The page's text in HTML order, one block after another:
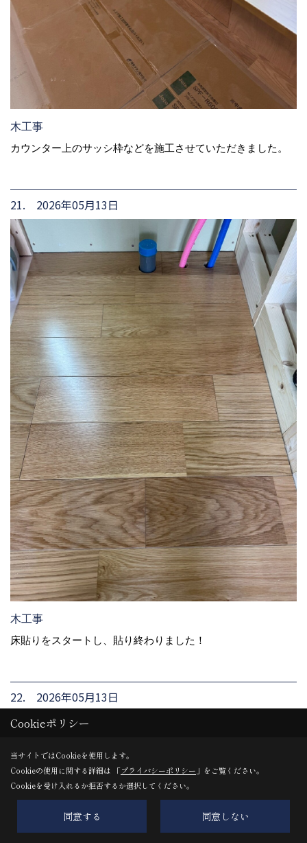
木工事
カウンター上のサッシ枠などを施工させていただきました。
21. 2026年05月13日
木工事
床貼りをスタートし、貼り終わりました！
22. 2026年05月13日
Cookieポリシー
当サイトではCookieを使用します。
Cookieの使用に関する詳細は 「プライバシーポリシー 」をご覧ください。
Cookieを受け入れるか拒否するか選択してください。
同意する 同意しない